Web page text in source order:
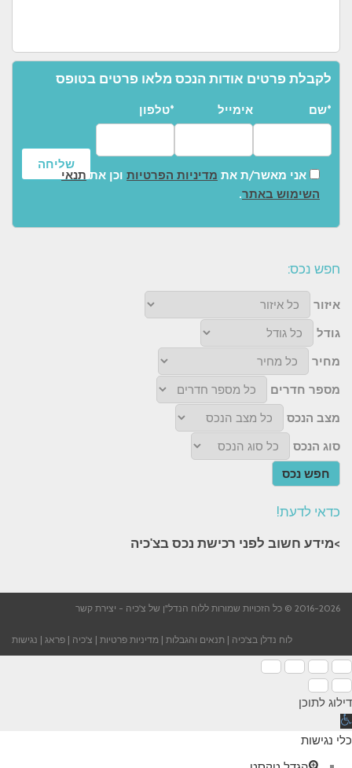
לקבלת פרטים אודות הנכס מלאו פרטים בטופס
שם* אימייל טלפון*
אני מאשר/ת את מדיניות הפרטיות וכן את תנאי
השימוש באתר.
חפש נכס:
איזור
גודל
מחיר
מספר חדרים
מצב הנכס
סוג הנכס
חפש נכס
כדאי לדעת!
>מידע חשוב לפני רכישת נכס בצ'כיה​
2016-2026 © כל הזכויות שמורות ללוח הנדל"ן של צ'כיה - יצירת קשר
לוח נדלן בצ'כיה | תנאים והגבלות | מדיניות פרטיות | צ'כיה | פראג | נגישות
דילוג לתוכן
פתח
סרגל
כלי נגישות